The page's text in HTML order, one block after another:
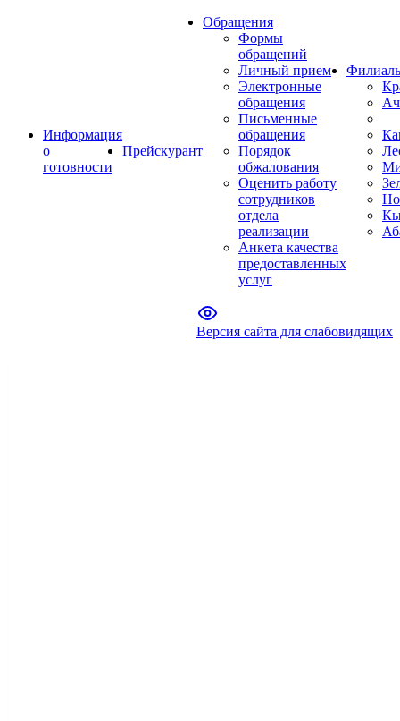
Информация
о
готовности
Прейскурант
Обращения
Формы
обращений
Личный прием
Электронные
обращения
Письменные
обращения
Порядок
обжалования
Оценить работу
сотрудников
отдела
реализации
Анкета качества
предоставленных
услуг
Версия сайта для слабовидящих